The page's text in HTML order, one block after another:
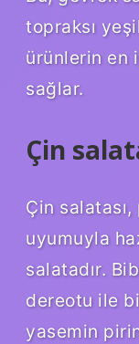
topraksı
ürünlerin en
sağlar.
Çin
Çin
uyumuyla
salatadır.
dereotu ile
yasemin